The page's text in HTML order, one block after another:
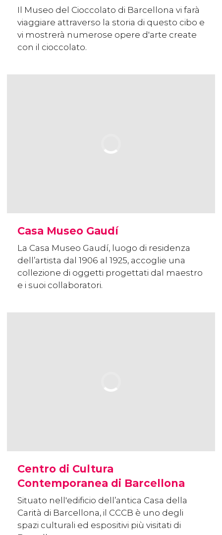
Il Museo del Cioccolato di Barcellona vi farà
viaggiare attraverso la storia di questo cibo e
vi mostrerà numerose opere d'arte create
con il cioccolato.
Casa Museo Gaudí
La Casa Museo Gaudí, luogo di residenza
dell’artista dal 1906 al 1925, accoglie una
collezione di oggetti progettati dal maestro
e i suoi collaboratori.
Centro di Cultura
Contemporanea di Barcellona
Situato nell'edificio dell’antica Casa della
Carità di Barcellona, il CCCB è uno degli
spazi culturali ed espositivi più visitati di